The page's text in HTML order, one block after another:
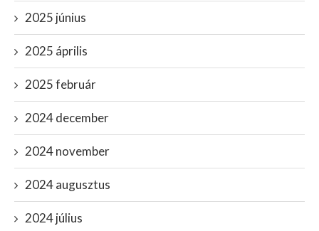
2025 június
2025 április
2025 február
2024 december
2024 november
2024 augusztus
2024 július